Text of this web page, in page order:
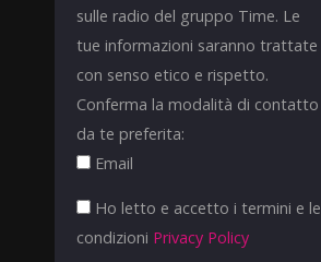
sulle radio del gruppo Time. Le
tue informazioni saranno trattate
con senso etico e rispetto.
Conferma la modalità di contatto
da te preferita:
Email
Ho letto e accetto i termini e le
condizioni Privacy Policy